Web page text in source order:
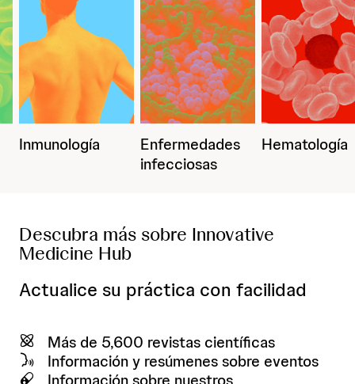
Enfermedades
infecciosas
Hematología
Descubra más sobre Innovative
Medicine Hub
Actualice su práctica con facilidad
Más de 5,600 revistas científicas
Información y resúmenes sobre eventos